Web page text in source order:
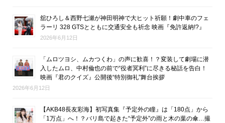
舘ひろし＆西野七瀬が神田明神で大ヒット祈願！劇中車のフェ
ラーリ 328 GTSとともに交通安全も祈念 映画『免許返納!?』
2026年6月12日
「ムロツヨシ、ムカつくわ」の声に歓喜！？変装して劇場に潜
入したムロ、中村倫也の前で“役者冥利”に尽きる秘話を告白！
映画『君のクイズ』公開後“特別御礼”舞台挨拶
2026年6月12日
【AKB48長友彩海】初写真集『予定外の瞳』は「180点」から
「1万点」へ！？バリ島で起きた“予定外”の雨と木の葉の傘…撮